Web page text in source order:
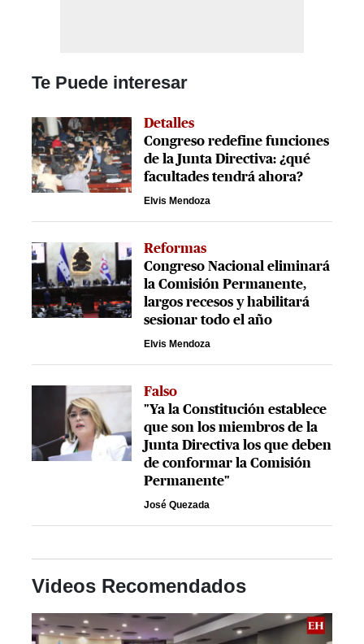
Te Puede interesar
Detalles
Congreso redefine funciones
de la Junta Directiva: ¿qué
facultades tendrá ahora?
Elvis Mendoza
Reformas
Congreso Nacional eliminará
la Comisión Permanente,
largos recesos y habilitará
sesionar todo el año
Elvis Mendoza
Falso
"Ya la Constitución establece
que son los miembros de la
Junta Directiva los que deben
de conformar la Comisión
Permanente"
José Quezada
Videos Recomendados